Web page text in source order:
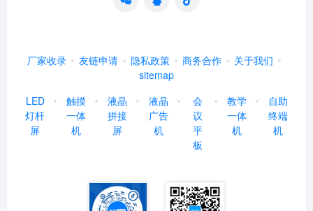
厂家收录 友链申请 隐私政策 商务合作
关于我们
sitemap
LED
灯杆
屏
触摸
一体
机
液晶
拼接
屏
液晶
广告
机
会
议
平
板
教学
一体
机
自助
终端
机